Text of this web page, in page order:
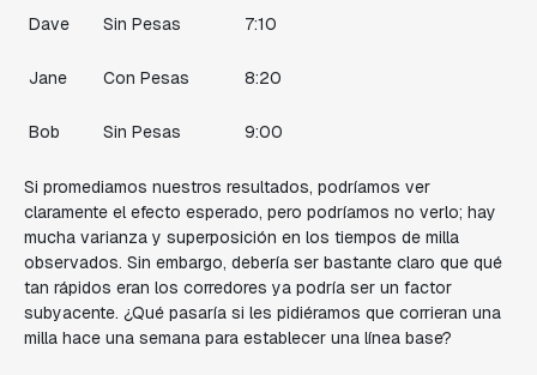
Dave Sin Pesas 7:10
Jane Con Pesas 8:20
Bob Sin Pesas 9:00
Si promediamos nuestros resultados, podríamos ver
claramente el efecto esperado, pero podríamos no verlo; hay
mucha varianza y superposición en los tiempos de milla
observados. Sin embargo, debería ser bastante claro que qué
tan rápidos eran los corredores ya podría ser un factor
subyacente. ¿Qué pasaría si les pidiéramos que corrieran una
milla hace una semana para establecer una línea base?